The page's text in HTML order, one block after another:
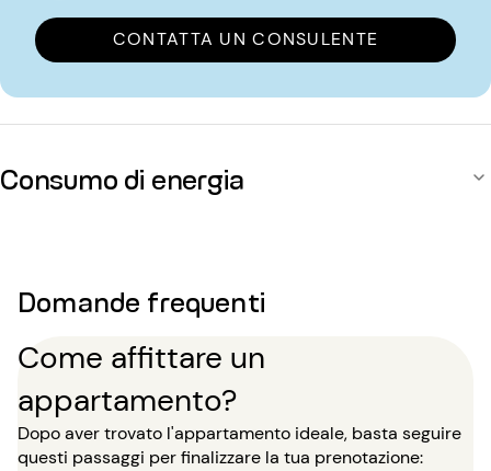
CONTATTA UN CONSULENTE
Consumo di energia
Domande frequenti
Come affittare un
appartamento?
Dopo aver trovato l'appartamento ideale, basta seguire
questi passaggi per finalizzare la tua prenotazione: